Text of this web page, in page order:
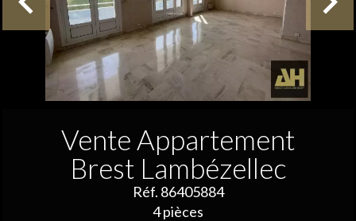
Vente Appartement
Brest Lambézellec
Réf. 86405884
4 pièces